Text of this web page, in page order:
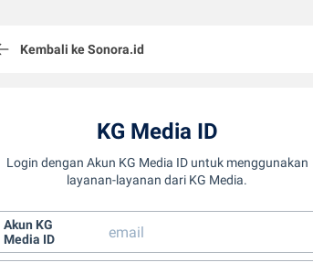
Kembali ke Sonora.id
KG Media ID
Login dengan Akun KG Media ID untuk menggunakan
layanan-layanan dari KG Media.
Akun KG
Media ID